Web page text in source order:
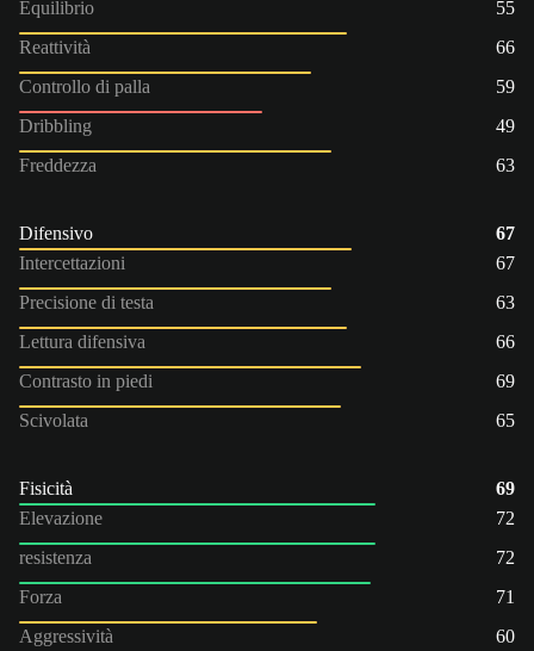
Equilibrio
55
Reattività
66
Controllo di palla
59
Dribbling
49
Freddezza
63
Difensivo
67
Intercettazioni
67
Precisione di testa
63
Lettura difensiva
66
Contrasto in piedi
69
Scivolata
65
Fisicità
69
Elevazione
72
resistenza
72
Forza
71
Aggressività
60